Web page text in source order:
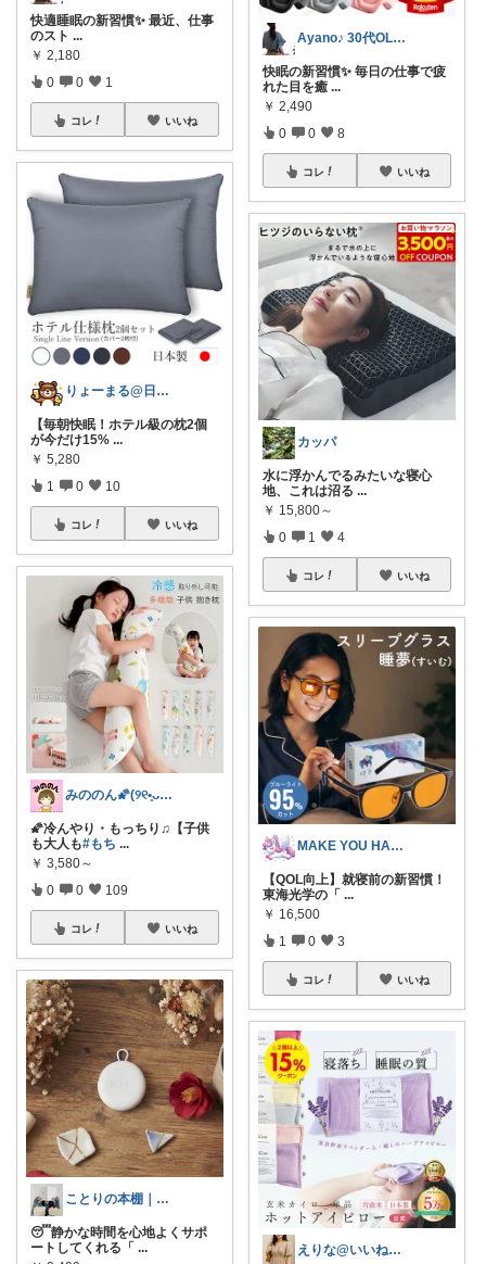
快適睡眠の新習慣✨ 最近、仕事
のスト ...
￥ 2,180
0 0 1
コレ いいね
りょーまる@日用品×ファッション
【毎朝快眠！ホテル級の枕2個
が今だけ15% ...
￥ 5,280
1 0 10
コレ いいね
みののん🌠(୨୧•͈ᴗ•͈)感謝♡
🌠冷んやり・もっちり♫【子供
も大人も#もち ...
￥ 3,580～
0 0 109
コレ いいね
ことりの本棚｜読書と暮らし
😴静かな時間を心地よくサポ
ートしてくれる「 ...
Ayano♪ 30代OLファッション
快眠の新習慣✨ 毎日の仕事で疲
れた目を癒 ...
￥ 2,490
0 0 8
コレ いいね
カッパ
水に浮かんでるみたいな寝心
地、これは沼る ...
￥ 15,800～
0 1 4
コレ いいね
MAKE YOU HAPPY
【QOL向上】就寝前の新習慣！
東海光学の「 ...
￥ 16,500
1 0 3
コレ いいね
えりな@いいね100%バック💓